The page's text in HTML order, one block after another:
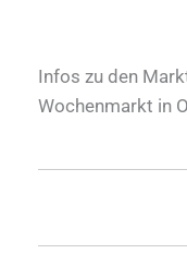
Infos zu den
Wochenmarkt in